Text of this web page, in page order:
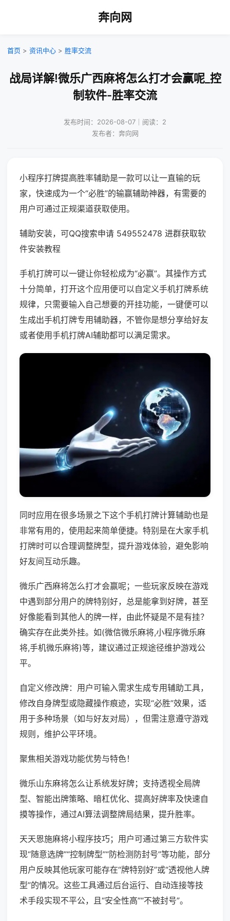
奔向网
首页 > 资讯中心 > 胜率交流
战局详解!微乐广西麻将怎么打才会赢呢_控
制软件-胜率交流
发布时间：2026-08-07｜阅读：2
发布者：奔向网
小程序打牌提高胜率辅助是一款可以让一直输的玩
家，快速成为一个“必胜”的输赢辅助神器，有需要的
用户可通过正规渠道获取使用。
辅助安装，可QQ搜索申请 549552478 进群获取软
件安装教程
手机打牌可以一键让你轻松成为“必赢”。其操作方式
十分简单，打开这个应用便可以自定义手机打牌系统
规律，只需要输入自己想要的开挂功能，一键便可以
生成出手机打牌专用辅助器，不管你是想分享给好友
或者使用手机打牌AI辅助都可以满足需求。
同时应用在很多场景之下这个手机打牌计算辅助也是
非常有用的，使用起来简单便捷。特别是在大家手机
打牌时可以合理调整牌型，提升游戏体验，避免影响
好友间互动乐趣。
微乐广西麻将怎么打才会赢呢；一些玩家反映在游戏
中遇到部分用户的牌特别好，总是能拿到好牌，甚至
好像能看到其他人的牌一样，由此怀疑是不是有挂？
确实存在此类外挂。如(微信微乐麻将,小程序微乐麻
将,手机微乐麻将)等，建议通过正规途径维护游戏公
平。
自定义修改牌：用户可输入需求生成专用辅助工具，
修改自身牌型或隐藏操作痕迹，实现“必胜”效果，适
用于多种场景（如与好友对局），但需注意遵守游戏
规则，维护公平环境。
聚焦相关游戏功能优势与特色！
微乐山东麻将怎么让系统发好牌；支持透视全局牌
型、智能出牌策略、暗杠优化、提高好牌率及快速自
摸等操作，通过AI算法调整牌局结果，提升胜率。
天天恩施麻将小程序技巧；用户可通过第三方软件实
现“随意选牌”“控制牌型”“防检测防封号”等功能，部分
用户反映其他玩家可能存在“牌特别好”或“透视他人牌
型”的情况。这些工具通过后台运行、自动连接等技
术手段实现不平公，且“安全性高”“不被封号”。